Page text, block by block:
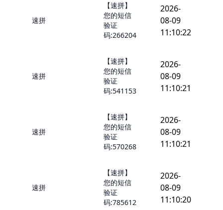
速拼
【速拼】
您的短信
验证
码:266204
2026-
08-09
11:10:22
速拼
【速拼】
您的短信
验证
码:541153
2026-
08-09
11:10:21
速拼
【速拼】
您的短信
验证
码:570268
2026-
08-09
11:10:21
速拼
【速拼】
您的短信
验证
码:785612
2026-
08-09
11:10:20